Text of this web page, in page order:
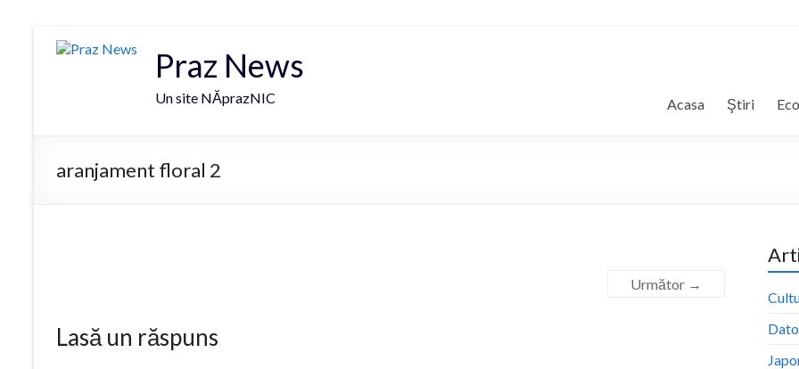
Praz News
Un site NĂprazNIC Acasa Ştiri
aranjament floral 2
Următor →
Lasă un răspuns